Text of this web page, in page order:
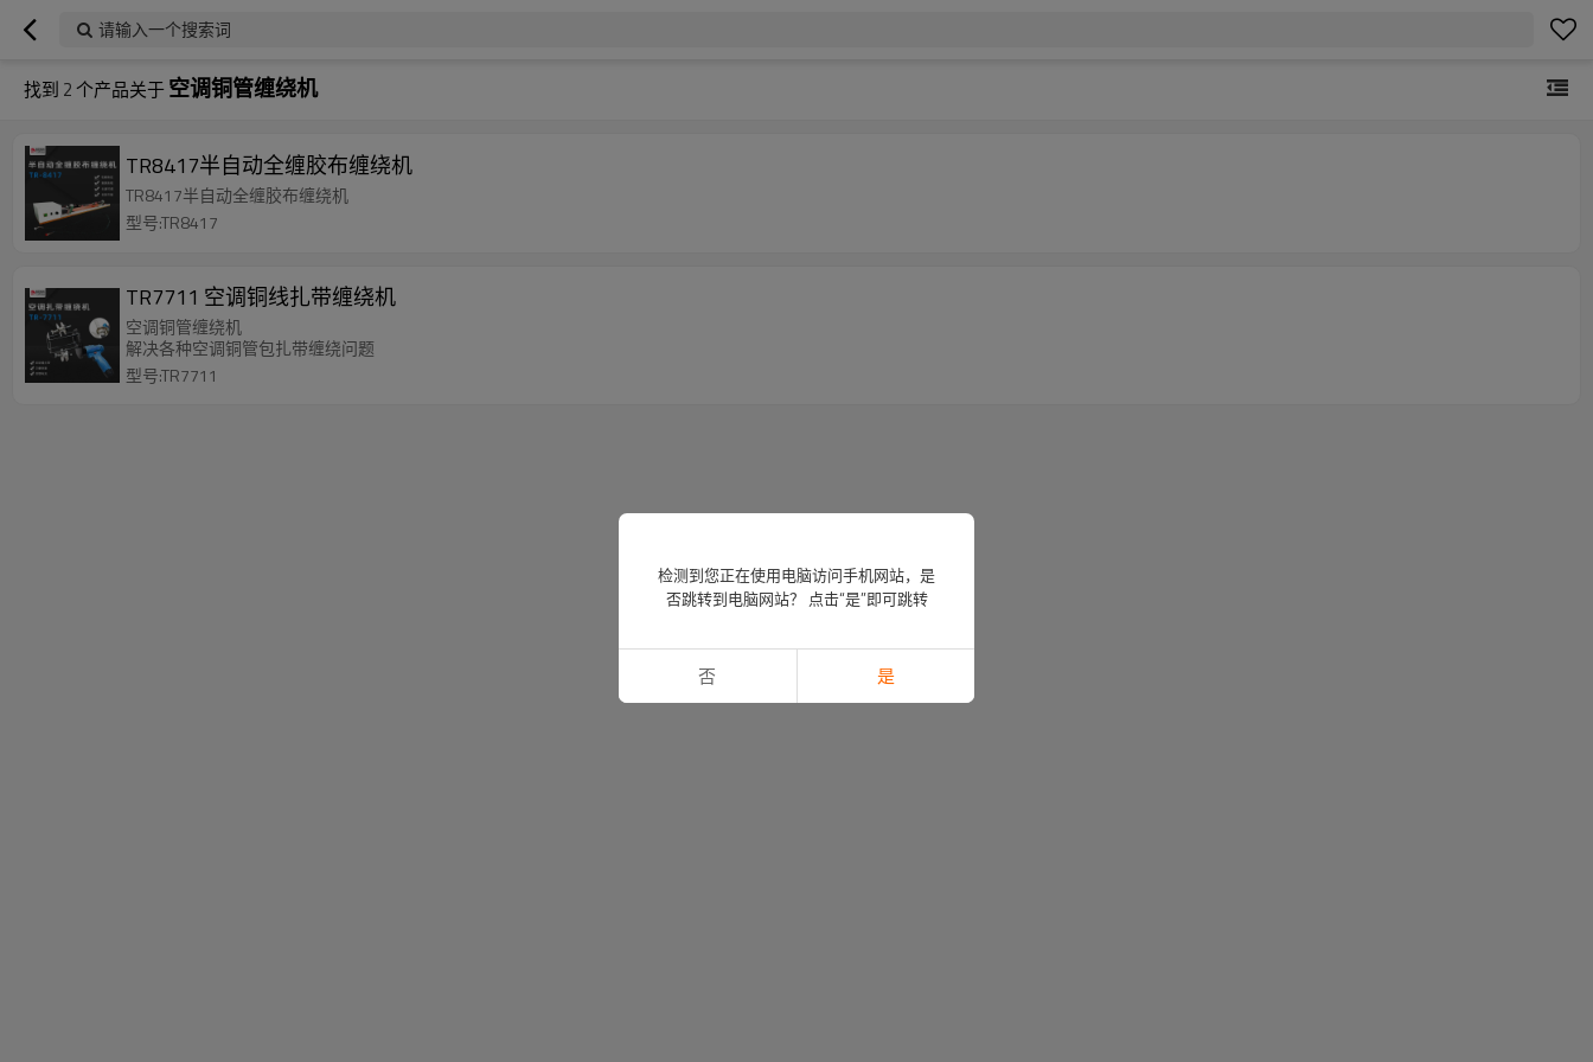
请输入一个搜索词
找到 2个产品关于空调铜管缠绕机
TR8417半自动全缠胶布缠绕机
TR8417半自动全缠胶布缠绕机
型号:TR8417
TR7711 空调铜线扎带缠绕机
空调铜管缠绕机
解决各种空调铜管包扎带缠绕问题
型号:TR7711
检测到您正在使用电脑访问手机网站，是
否跳转到电脑网站？ 点击“是”即可跳转
否 是